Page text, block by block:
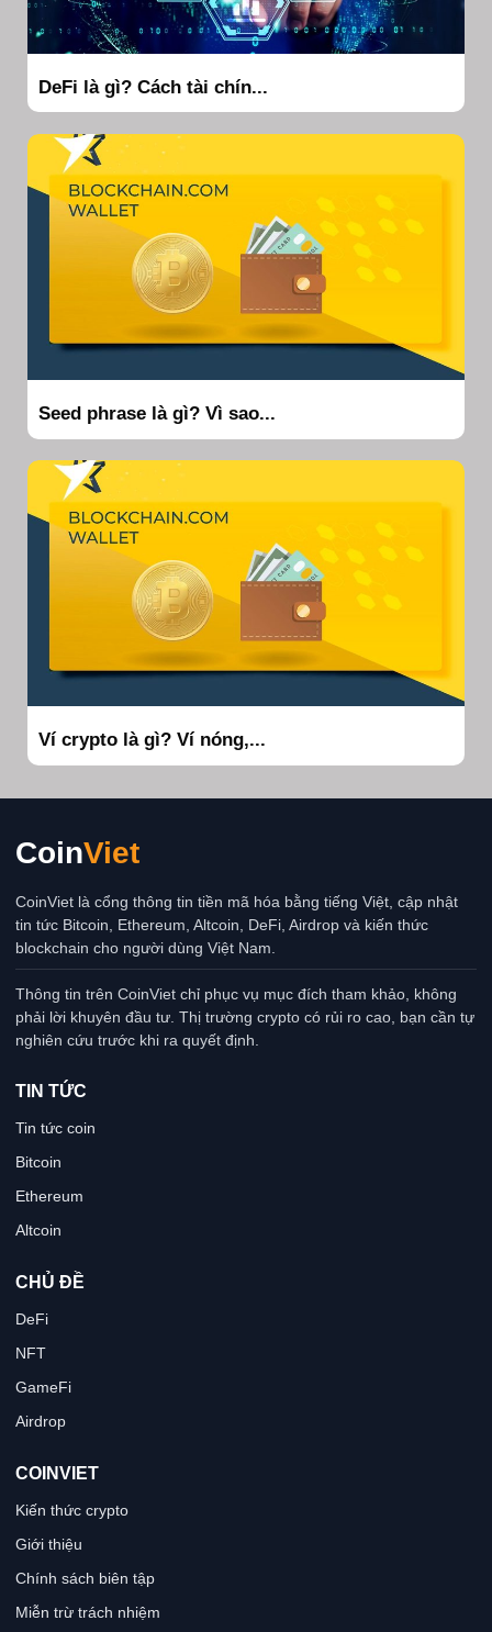
DeFi là gì? Cách tài chín...
Seed phrase là gì? Vì sao...
Ví crypto là gì? Ví nóng,...
CoinViet
CoinViet là cổng thông tin tiền mã hóa bằng tiếng Việt, cập nhật
tin tức Bitcoin, Ethereum, Altcoin, DeFi, Airdrop và kiến thức
blockchain cho người dùng Việt Nam.
Thông tin trên CoinViet chỉ phục vụ mục đích tham khảo, không
phải lời khuyên đầu tư. Thị trường crypto có rủi ro cao, bạn cần tự
nghiên cứu trước khi ra quyết định.
TIN TỨC
Tin tức coin
Bitcoin
Ethereum
Altcoin
CHỦ ĐỀ
DeFi
NFT
GameFi
Airdrop
COINVIET
Kiến thức crypto
Giới thiệu
Chính sách biên tập
Miễn trừ trách nhiệm